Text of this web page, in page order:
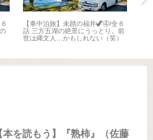
【車中泊旅】未踏の福井🦖④/全６
話 三方五湖の絶景にうっとり。前
世は縄文人…かもしれない（笑）
本を読もう】『熟柿』（佐藤